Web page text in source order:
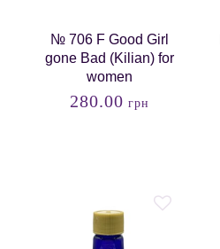
№ 706 F Good Girl
gone Bad (Kilian) for
women
280.00 грн